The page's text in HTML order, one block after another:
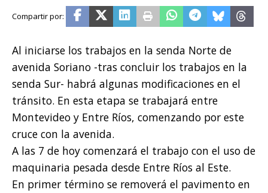
Al iniciarse los trabajos en la senda Norte de
avenida Soriano -tras concluir los trabajos en la
senda Sur- habrá algunas modificaciones en el
tránsito. En esta etapa se trabajará entre
Montevideo y Entre Ríos, comenzando por este
cruce con la avenida.
A las 7 de hoy comenzará el trabajo con el uso de
maquinaria pesada desde Entre Ríos al Este.
En primer término se removerá el pavimento en